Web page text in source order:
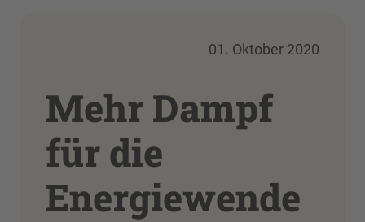
01. Oktober 2020
Mehr Dampf
für die
Energiewende